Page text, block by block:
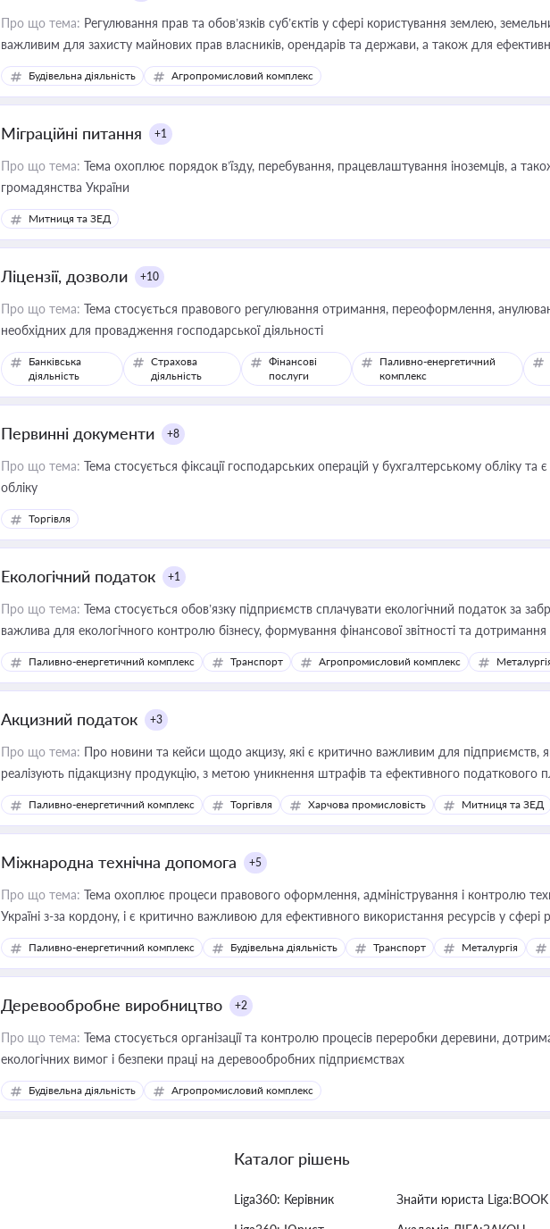
Про що тема: Регулювання прав та обов’язків суб’єктів у сфері користування землею,
важливим для захисту майнових прав власників, орендарів та держави, а також для
ресурсами
Будівельна діяльність Агропромисловий комплекс
Міграційні питання +1
Про що тема: Тема охоплює порядок в’їзду, перебування, працевлаштування іноземців, а
громадянства України
Митниця та ЗЕД
Ліцензії, дозволи +10
Про що тема: Тема стосується правового регулювання отримання, переоформлення,
необхідних для провадження господарської діяльності
Банківська
діяльність
Страхова
діяльність
Фінансові
послуги
Паливно-енергетичний
комплекс
Первинні документи +8
Про що тема: Тема стосується фіксації господарських операцій у бухгалтерському обліку
обліку
Торгівля
Екологічний податок +1
Про що тема: Тема стосується обов’язку підприємств сплачувати екологічний податок за
важлива для екологічного контролю бізнесу, формування фінансової звітності та
законодавства
Паливно-енергетичний комплекс Транспорт Агропромисловий комплекс
Акцизний податок +3
Про що тема: Про новини та кейси щодо акцизу, які є критично важливим для підприємств,
реалізують підакцизну продукцію, з метою уникнення штрафів та ефективного податкового
Паливно-енергетичний комплекс Торгівля Харчова промисловість Митниця та ЗЕД
Міжнародна технічна допомога +5
Про що тема: Тема охоплює процеси правового оформлення, адміністрування і контролю
Україні з-за кордону, і є критично важливою для ефективного використання ресурсів у сфері
інфраструктурних проєктів
Паливно-енергетичний комплекс Будівельна діяльність Транспорт Металургія
Деревообробне виробництво +2
Про що тема: Тема стосується організації та контролю процесів переробки деревини,
екологічних вимог і безпеки праці на деревообробних підприємствах
Будівельна діяльність Агропромисловий комплекс
Каталог рішень
Liga360: Керівник
Знайти юриста Liga:BOOK